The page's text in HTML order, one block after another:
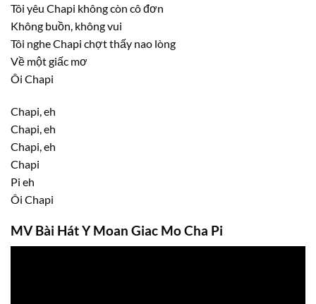
Tôi yêu Chapi không còn cô đơn
Không buồn, không vui
Tôi nghe Chapi chợt thấy nao lòng
Về một giấc mơ
Ôi Chapi
Chapi, eh
Chapi, eh
Chapi, eh
Chapi
Pi eh
Ôi Chapi
MV Bài Hát Y Moan Giac Mo Cha Pi